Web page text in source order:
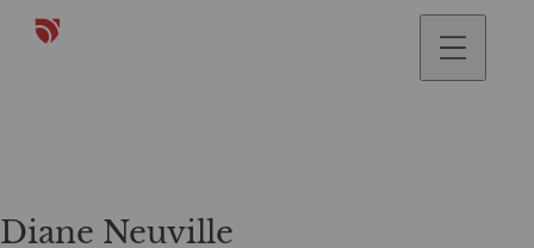
Diane Neuville